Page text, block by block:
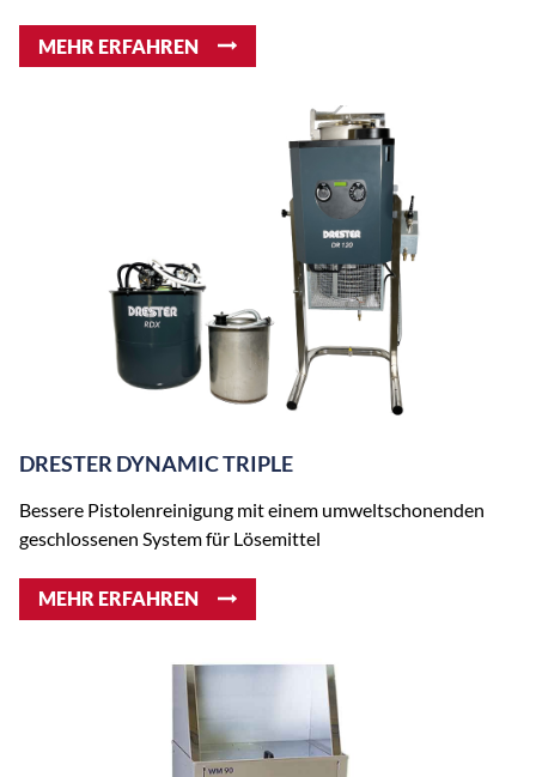
MEHR ERFAHREN
DRESTER DYNAMIC TRIPLE
Bessere Pistolenreinigung mit einem umweltschonenden
geschlossenen System für Lösemittel
MEHR ERFAHREN